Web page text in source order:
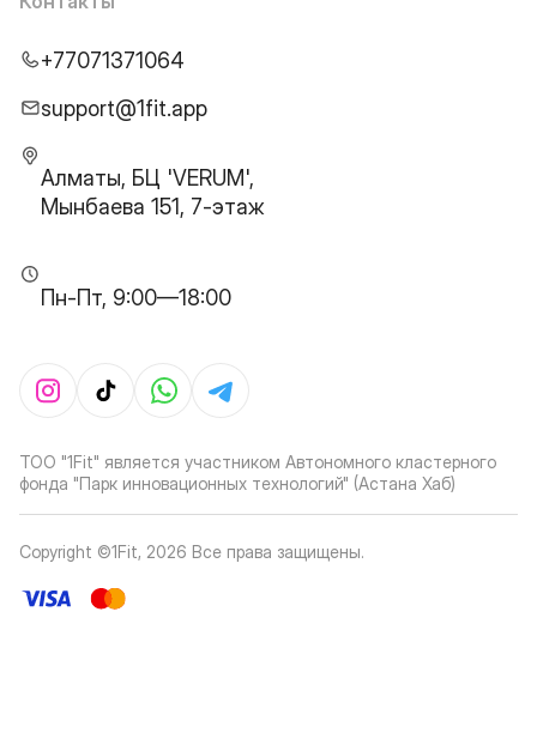
+77071371064
support@1fit.app
Алматы, БЦ 'VERUM',
Мынбаева 151, 7-этаж
Пн-Пт, 9:00—18:00
ТОО "1Fit" является участником Автономного кластерного
фонда "Парк инновационных технологий" (Астана Хаб)
Copyright ©1Fit, 2026 Все права защищены.